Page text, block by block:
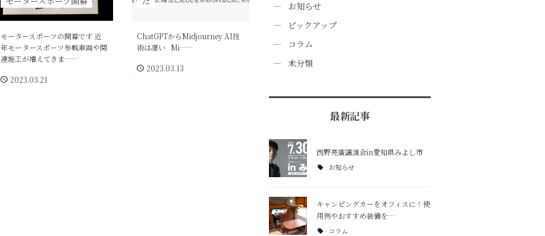
モータースポーツの開幕です 近
年モータースポーツ参戦車両や関
連施工が増えてきま……
2023.03.21
ChatGPTからMidjourney AI技
術は凄い Mi……
2023.03.13
お知らせ
ピックアップ
コラム
未分類
最新記事
西野亮廣講演会in愛知県みよし市
お知らせ
キャンピングカーをオフィスに！使
用例やおすすめ装備を…
コラム